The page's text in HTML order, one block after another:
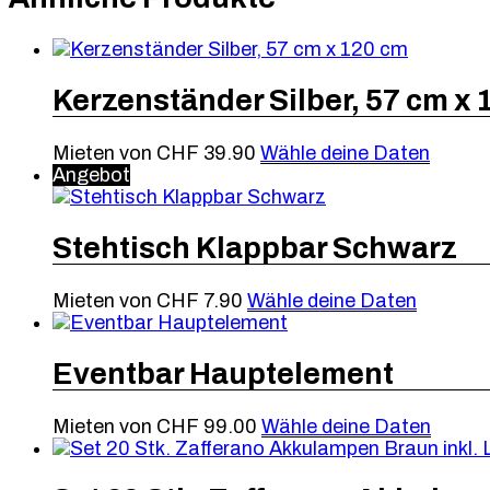
Kerzenständer Silber, 57 cm x
Mieten von CHF 39.90 Wähle deine Daten
Angebot
Stehtisch Klappbar Schwarz
Mieten von CHF 7.90 Wähle deine Daten
Eventbar Hauptelement
Mieten von CHF 99.00 Wähle deine Daten